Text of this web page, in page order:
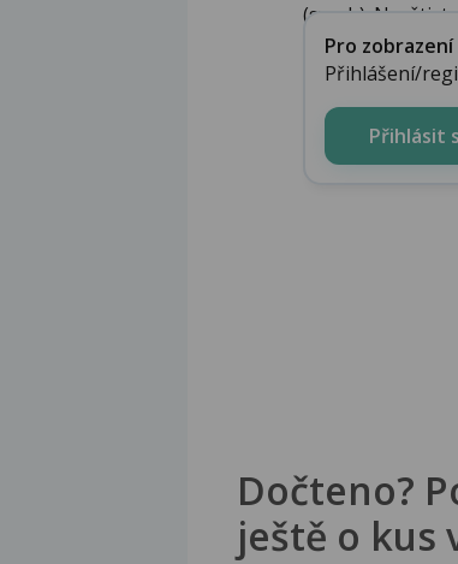
(svrab). Navštivte
Pro
Přihlášení/
Přihlásit
Dočteno?
ještě o kus